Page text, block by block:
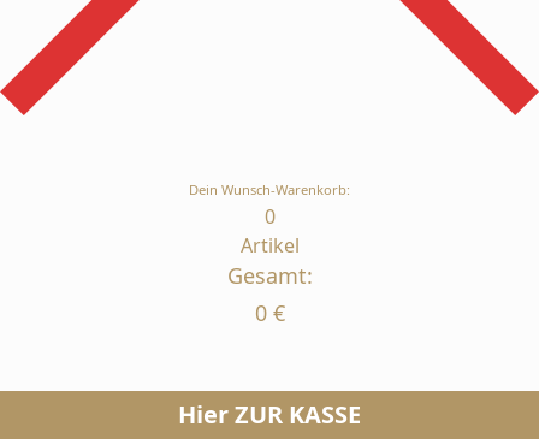
Dein Wunsch-Warenkorb:
0
Artikel
Gesamt:
0 €
Hier ZUR KASSE